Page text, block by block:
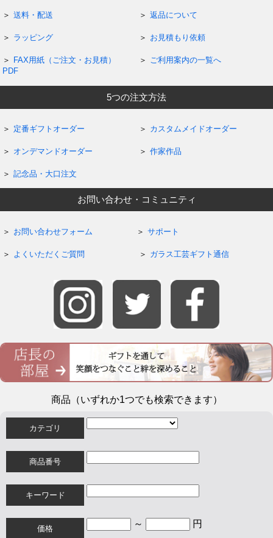
送料・配送 返品について
ラッピング お見積もり依頼
FAX用紙（ご注文・お見積）
PDF
ご利用案内の一覧へ
5つの注文方法
定番ギフトオーダー カスタムメイドオーダー
オンデマンドオーダー 作家作品
記念品・大口注文
お問い合わせ・コミュニティ
お問い合わせフォーム サポート
よくいただくご質問 ガラス工芸ギフト通信
商品（いずれか1つでも検索できます）
カテゴリ
商品番号
キーワード
価格 ～ 円